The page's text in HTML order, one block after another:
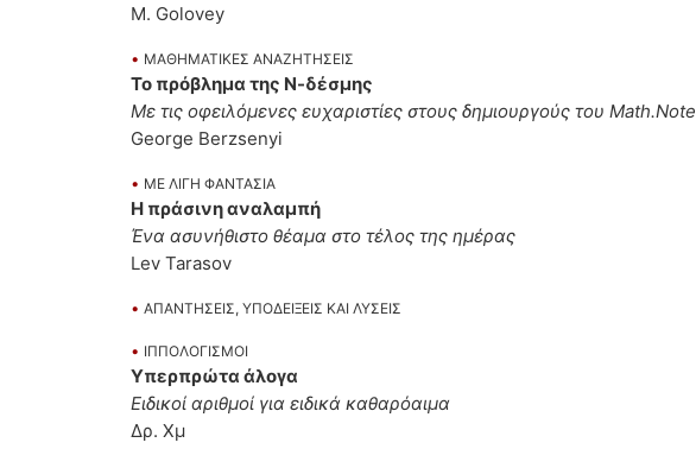
M. Golovey
• ΜΑΘΗΜΑΤΙΚΕΣ ΑΝΑΖΗΤΗΣΕΙΣ
Το πρόβλημα της Ν-δέσμης
Με τις οφειλόμενες ευχαριστίες στους δημιουργούς του Math.Note
George Berzsenyi
• ΜΕ ΛΙΓΗ ΦΑΝΤΑΣΙΑ
Η πράσινη αναλαμπή
Ένα ασυνήθιστο θέαμα στο τέλος της ημέρας
Lev Tarasov
• ΑΠΑΝΤΗΣΕΙΣ, ΥΠΟΔΕΙΞΕΙΣ ΚΑΙ ΛΥΣΕΙΣ
• ΙΠΠΟΛΟΓΙΣΜΟΙ
Υπερπρώτα άλογα
Ειδικοί αριθμοί για ειδικά καθαρόαιμα
Δρ. Χμ